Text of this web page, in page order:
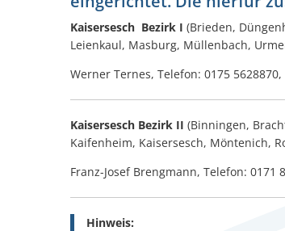
Kaisersesch Bezirk I (Brieden,
Leienkaul, Masburg, Müllenbach,
Werner Ternes, Telefon: 0175 5628870,
Kaisersesch Bezirk II (Binningen,
Kaifenheim, Kaisersesch, Möntenich,
Franz-Josef Brengmann, Telefon: 0171
Hinweis: